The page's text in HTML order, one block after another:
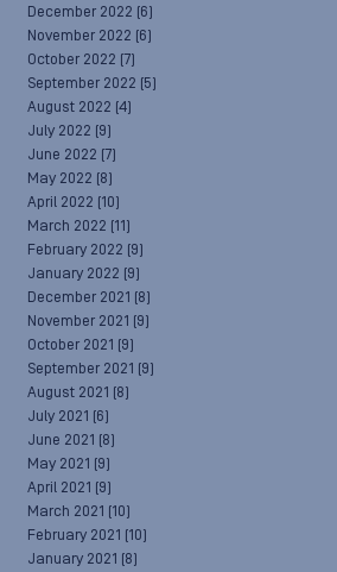
December 2022 (6)
November 2022 (6)
October 2022 (7)
September 2022 (5)
August 2022 (4)
July 2022 (9)
June 2022 (7)
May 2022 (8)
April 2022 (10)
March 2022 (11)
February 2022 (9)
January 2022 (9)
December 2021 (8)
November 2021 (9)
October 2021 (9)
September 2021 (9)
August 2021 (8)
July 2021 (6)
June 2021 (8)
May 2021 (9)
April 2021 (9)
March 2021 (10)
February 2021 (10)
January 2021 (8)